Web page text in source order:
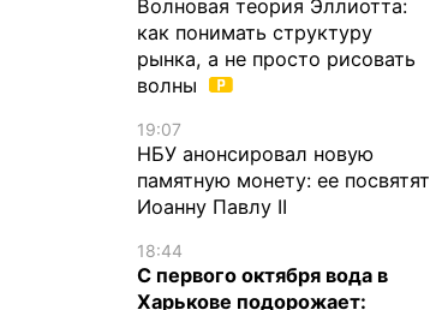
Волновая теория Эллиотта:
как понимать структуру
рынка, а не просто рисовать
волны
19:07
НБУ анонсировал новую
памятную монету: ее посвятят
Иоанну Павлу II
18:44
С первого октября вода в
Харькове подорожает: